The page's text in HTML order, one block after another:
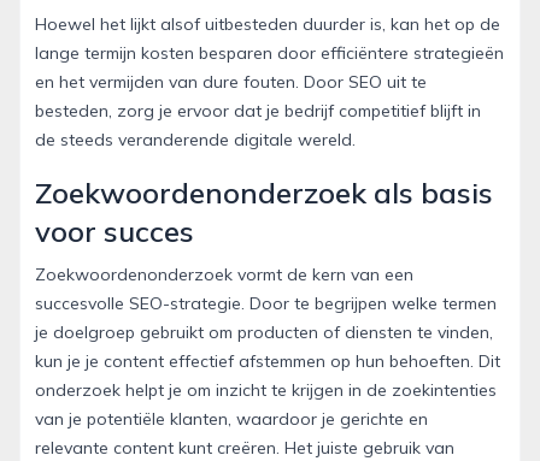
Hoewel het lijkt alsof uitbesteden duurder is, kan het op de
lange termijn kosten besparen door efficiëntere strategieën
en het vermijden van dure fouten. Door SEO uit te
besteden, zorg je ervoor dat je bedrijf competitief blijft in
de steeds veranderende digitale wereld.
Zoekwoordenonderzoek als basis
voor succes
Zoekwoordenonderzoek vormt de kern van een
succesvolle SEO-strategie. Door te begrijpen welke termen
je doelgroep gebruikt om producten of diensten te vinden,
kun je je content effectief afstemmen op hun behoeften. Dit
onderzoek helpt je om inzicht te krijgen in de zoekintenties
van je potentiële klanten, waardoor je gerichte en
relevante content kunt creëren. Het juiste gebruik van